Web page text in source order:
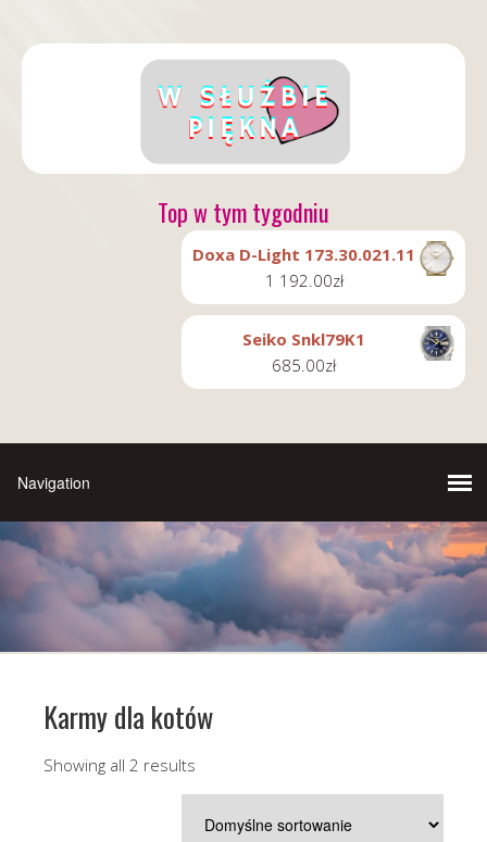
Top w tym tygodniu
Doxa D-Light 173.30.021.11
1 192.00zł
Seiko Snkl79K1
685.00zł
Karmy dla kotów
Showing all 2 results